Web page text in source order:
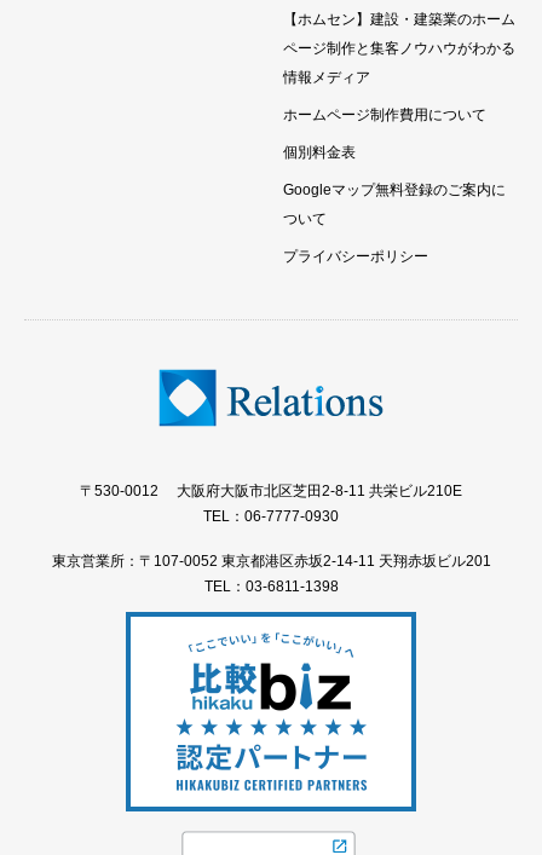
【ホムセン】建設・建築業のホーム
ページ制作と集客ノウハウがわかる
情報メディア
ホームページ制作費用について
個別料金表
Googleマップ無料登録のご案内に
ついて
プライバシーポリシー
〒530-0012 大阪府大阪市北区芝田2-8-11 共栄ビル210E
TEL：06-7777-0930
東京営業所：〒107-0052 東京都港区赤坂2-14-11 天翔赤坂ビル201
TEL：03-6811-1398